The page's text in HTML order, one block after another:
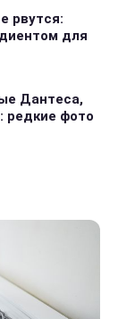
рвутся:
для
Дантеса,
редкие фото